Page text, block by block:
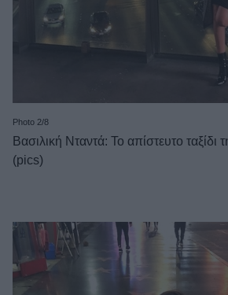
Photo 2/8
Βασιλική Νταντά: Το απίστευτο ταξίδι
(pics)